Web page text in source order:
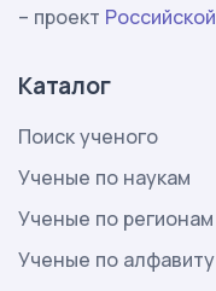
– проект
Каталог
Поиск ученого
Ученые по наукам
Ученые по регионам
Ученые по алфавиту